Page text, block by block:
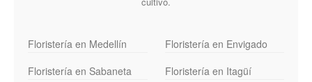
Floristería en Medellín
Floristería en Envigado
Floristería en Sabaneta
Floristería en Itagüí